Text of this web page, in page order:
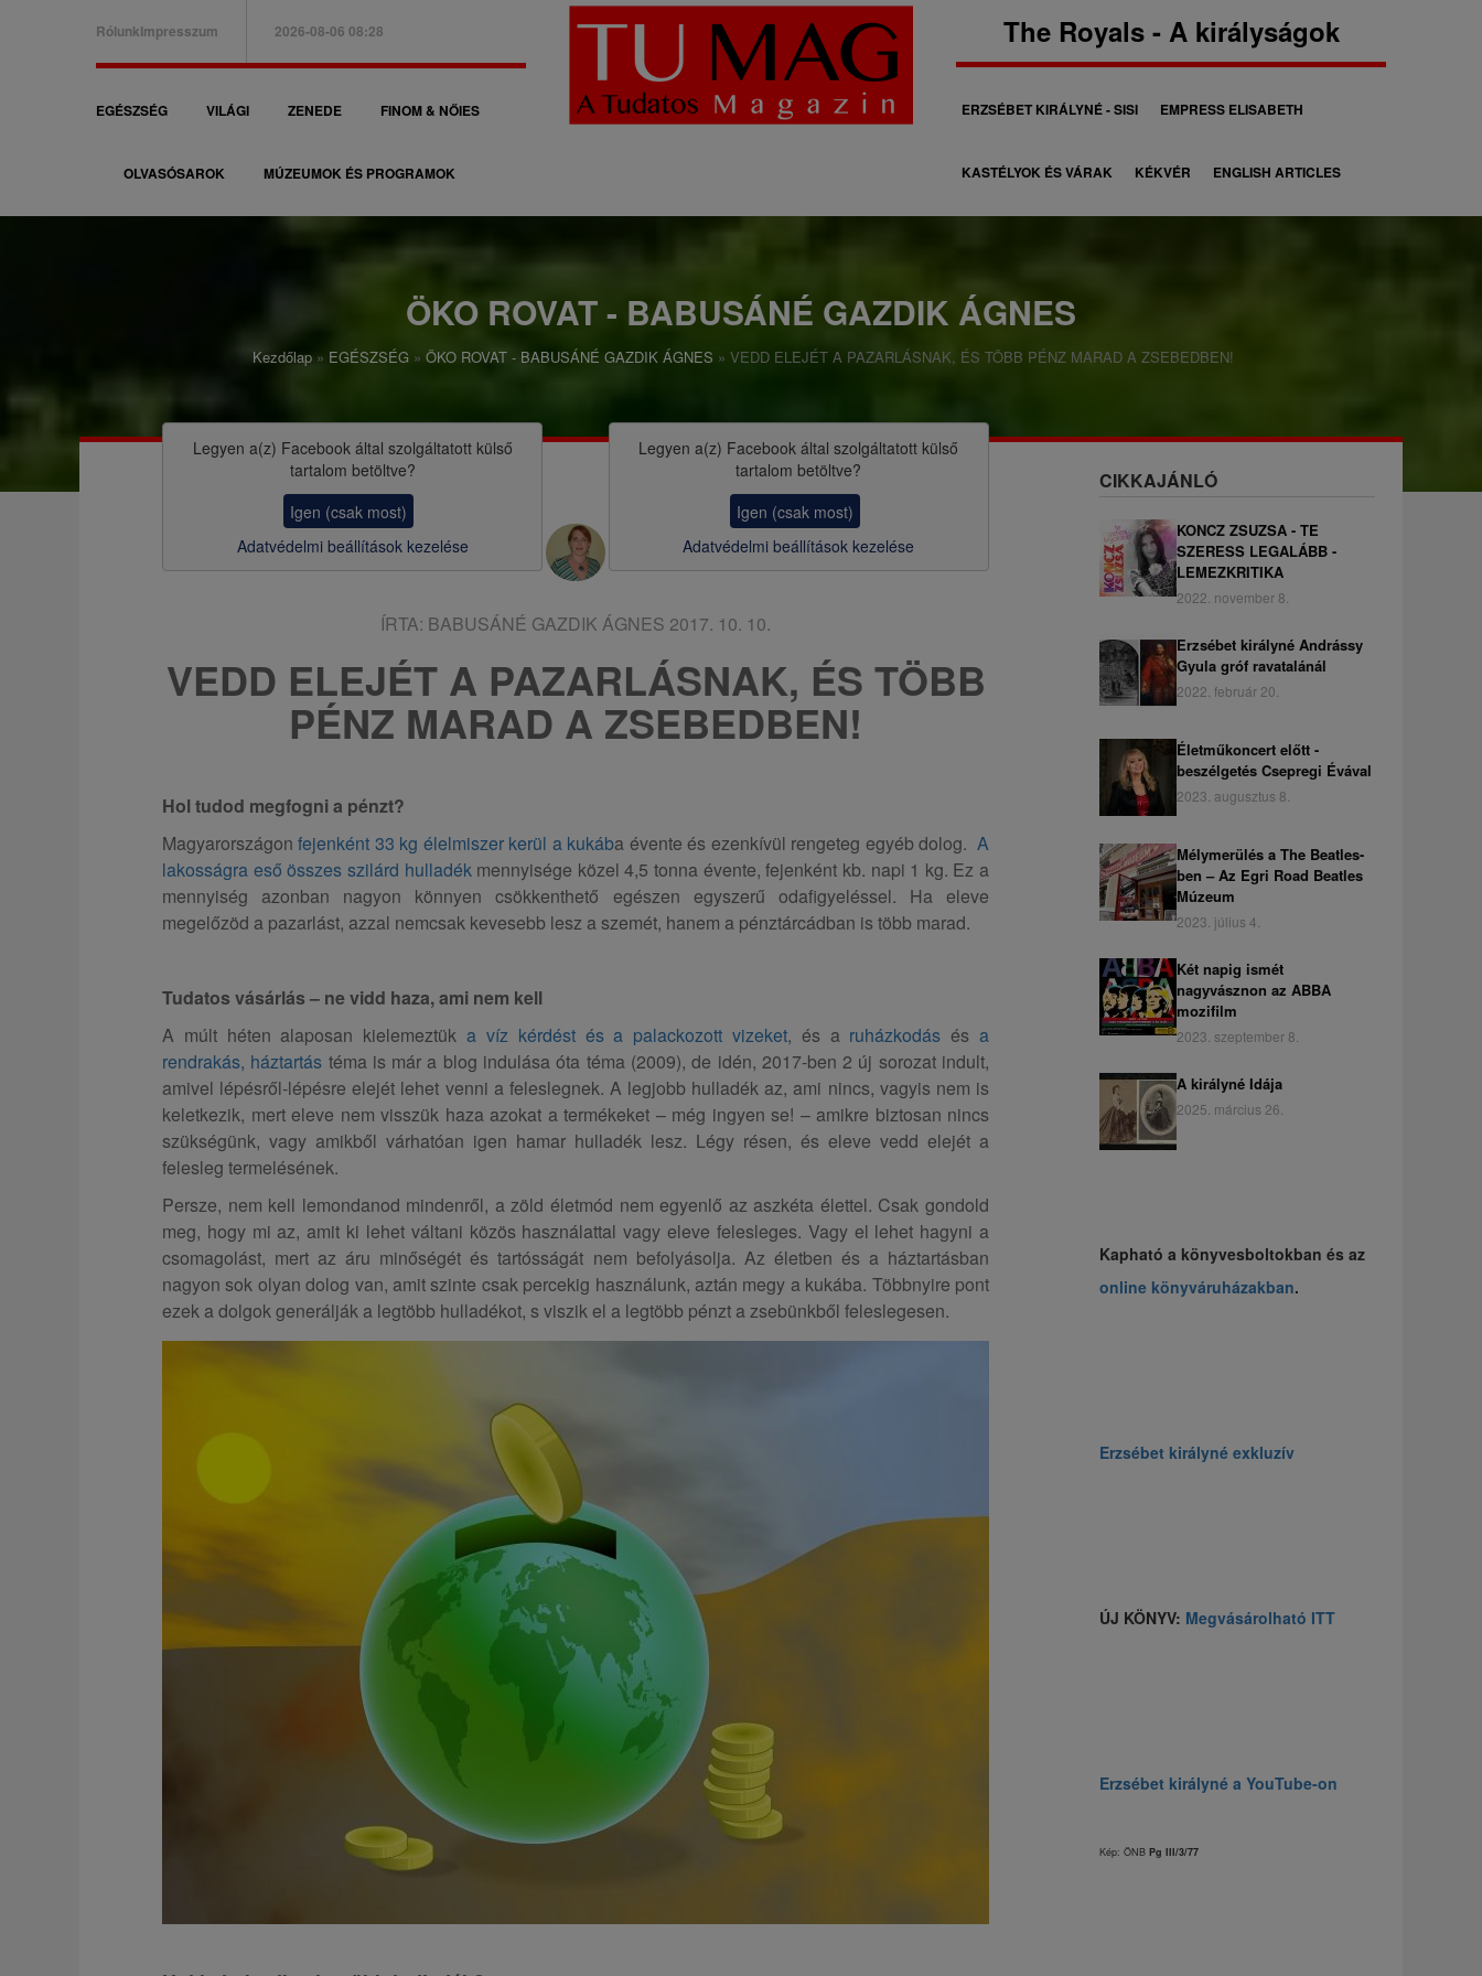
B
a
e
e
n
RólunkImpresszum 2026-08-06 08:28
F
a
c
i
EGÉSZSÉG VILÁGI ZENEDE FINOM & NŐIES
OLVASÓSAROK MÚZEUMOK ÉS PROGRAMOK
The Royals - A királyságok
M
á
s
o
l
a
g
o
s
á
c
ERZSÉBET KIRÁLYNÉ - SISI EMPRESS ELISABETH
KASTÉLYOK ÉS VÁRAK KÉKVÉR ENGLISH ARTICLES
ÖKO ROVAT - BABUSÁNÉ GAZDIK ÁGNES
M
z
Kezdőlap EGÉSZSÉG ÖKO ROVAT - BABUSÁNÉ GAZDIK ÁGNES VEDD ELEJÉT A PAZARLÁSNAK, ÉS TÖBB PÉNZ MARAD A ZSEBEDBEN!
Legyen a(z) Facebookáltal szolgáltatott külső
tartalom betöltve?
Igen (csak most)
Adatvédelmi beállítások kezelése
Legyen a(z) Facebook által szolgáltatott külső
tartalom betöltve?
Igen (csak most)
Adatvédelmi beállítások kezelése
ÍRTA: BABUSÁNÉ GAZDIK ÁGNES 2017. 10. 10.
VEDD ELEJÉT A PAZARLÁSNAK, ÉS TÖBB
PÉNZ MARAD A ZSEBEDBEN!
Hol tudod megfogni a pénzt?
Magyarországonfejenként 33 kg élelmiszer kerül a kukába évente és ezenkívül rengeteg egyéb dolog. A
lakosságra eső összes szilárd hulladék mennyisége közel 4,5 tonna évente, fejenként kb. napi 1 kg. Ez a
mennyiség azonban nagyon könnyen csökkenthető egészen egyszerű odafigyeléssel. Ha eleve
megelőzöd a pazarlást, azzal nemcsak kevesebb lesz a szemét, hanem a pénztárcádban is több marad.
Tudatos vásárlás – ne vidd haza, ami nem kell
A múlt héten alaposan kielemeztüka víz kérdést és a palackozott vizeket, és a ruházkodás és a
rendrakás, háztartás téma is már a blog indulása óta téma (2009), de idén, 2017-ben 2 új sorozat indult,
amivel lépésről-lépésre elejét lehet venni a feleslegnek. A legjobb hulladék az, ami nincs, vagyis nem is
keletkezik, mert eleve nem visszük haza azokat a termékeket – még ingyen se! – amikre biztosan nincs
szükségünk, vagy amikből várhatóan igen hamar hulladék lesz. Légy résen, és eleve vedd elejét a
felesleg termelésének.
Persze, nem kell lemondanod mindenről, a zöld életmód nem egyenlő az aszkéta élettel. Csak gondold
meg, hogy mi az, amit ki lehet váltani közös használattal vagy eleve felesleges. Vagy el lehet hagyni a
csomagolást, mert az áru minőségét és tartósságát nem befolyásolja. Az életben és a háztartásban
nagyon sok olyan dolog van, amit szinte csak percekig használunk, aztán megy a kukába. Többnyire pont
ezek a dolgok generálják a legtöbb hulladékot, s viszik el a legtöbb pénzt a zsebünkből feleslegesen.
CIKKAJÁNLÓ
KONCZ ZSUZSA - TE
SZERESS LEGALÁBB -
LEMEZKRITIKA
2022. november 8.
Erzsébet királyné Andrássy
Gyula gróf ravatalánál
2022. február 20.
Életműkoncert előtt -
beszélgetés Csepregi Évával
2023. augusztus 8.
Mélymerülés a The Beatles-
ben – Az Egri Road Beatles
Múzeum
2023. július 4.
Két napig ismét
nagyvásznon az ABBA
mozifilm
2023. szeptember 8.
A királyné Idája
2025. március 26.
Kapható a könyvesboltokban és az
online könyváruházakban.
Erzsébet királyné exkluzív
ÚJ KÖNYV: Megvásárolható ITT
Erzsébet királyné a YouTube-on
Kép: ÖNB Pg III/3/77